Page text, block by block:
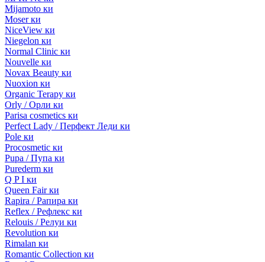
Mijamoto ки
Moser ки
NiceView ки
Niegelon ки
Normal Clinic ки
Nouvelle ки
Novax Beauty ки
Nuoxion ки
Organic Terapy ки
Orly / Орли ки
Parisa cosmetics ки
Perfect Lady / Перфект Леди ки
Pole ки
Procosmetic ки
Pupa / Пупа ки
Purederm ки
Q P I ки
Queen Fair ки
Rapira / Рапира ки
Reflex / Рефлекс ки
Relouis / Релуи ки
Revolution ки
Rimalan ки
Romantic Collection ки